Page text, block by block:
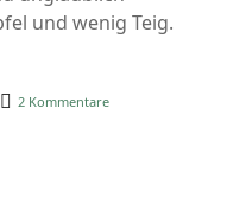
und wenig Teig.
2 Kommentare